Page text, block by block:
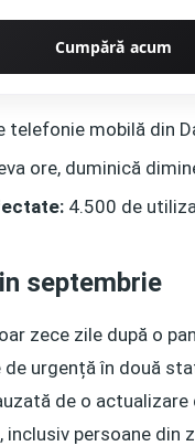
Cumpără acum
telefonie mobilă din
ore, duminică
4.500 de
septembrie
zece zile după o
urgență în două
de o
persoane din